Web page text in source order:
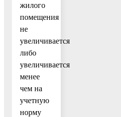
жилого
помещения
не
увеличивается
либо
увеличивается
менее
чем на
учетную
норму